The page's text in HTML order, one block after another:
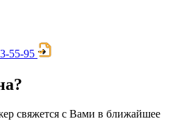
55-95
свяжется с Вами в ближайшее